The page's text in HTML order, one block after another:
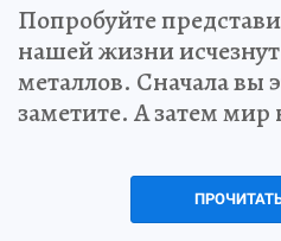
Попробуйте
нашей жизни исчезнут
металлов. Сначала вы
заметите. А затем